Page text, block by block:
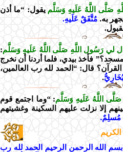
صَلَّى اللَّهُ عَلَيهِ وَسَلَّم يقول: “ما أذن
به. مُتَّفَقٌ عَلَيهِ.
لي رَسُول اللَّهِ صَلَّى اللَّهُ عَلَيهِ وَسَلَّم:
فأخذ بيدي، فلما أردنا أن نخرج
قال: “الحمد لله رب العالمين،
ُّ.
اللَّهُ عَلَيهِ وَسَلَّم: “وما اجتمع قوم
إلا نزلت عليهم السكينة وغشيتهم
مُسلِمٌ.
الله الرحمن الرحيم الحمد لله رب